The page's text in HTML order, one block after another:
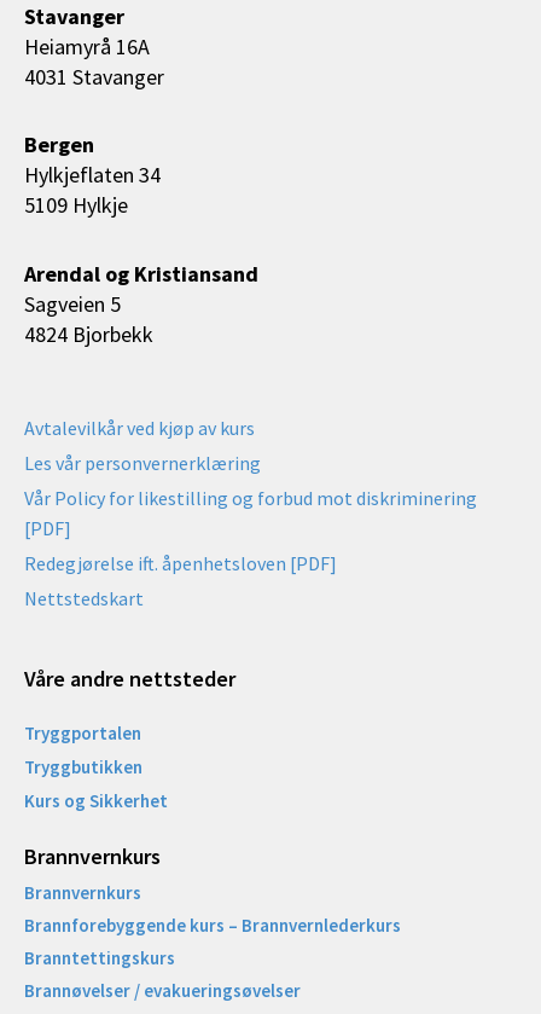
Stavanger
Heiamyrå 16A
4031 Stavanger
Bergen
Hylkjeflaten 34
5109 Hylkje
Arendal og Kristiansand
Sagveien 5
4824 Bjorbekk
Avtalevilkår ved kjøp av kurs
Les vår personvernerklæring
Vår Policy for likestilling og forbud mot diskriminering
[PDF]
Redegjørelse ift. åpenhetsloven [PDF]
Nettstedskart
Våre andre nettsteder
Tryggportalen
Tryggbutikken
Kurs og Sikkerhet
Brannvernkurs
Brannvernkurs
Brannforebyggende kurs – Brannvernlederkurs
Branntettingskurs
Brannøvelser / evakueringsøvelser